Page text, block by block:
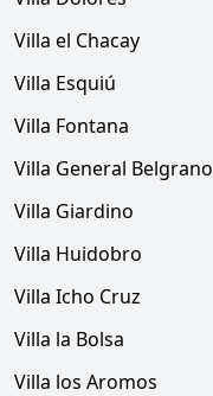
Villa el Chacay
Villa Esquiú
Villa Fontana
Villa General Belgrano
Villa Giardino
Villa Huidobro
Villa Icho Cruz
Villa la Bolsa
Villa los Aromos